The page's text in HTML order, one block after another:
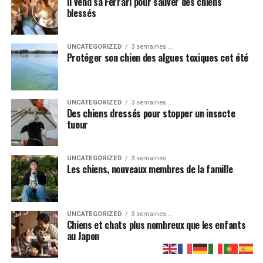
Partager
Cette peinture humoristique fait partie de la série
Chiens jouant au poker
un autre chien à tricher. Cette œuvre, à la fois drôle et
touchante, illustre la loyauté des chiens.
blessés
UNCATEGORIZED 3 semaines ...
Protéger son chien des algues toxiques cet été
UNCATEGORIZED 3 semaines ...
Des chiens dressés pour stopper un insecte
tueur
UNCATEGORIZED 3 semaines ...
Les chiens, nouveaux membres de la famille
UNCATEGORIZED 3 semaines ...
Chiens et chats plus nombreux que les enfants
au Japon